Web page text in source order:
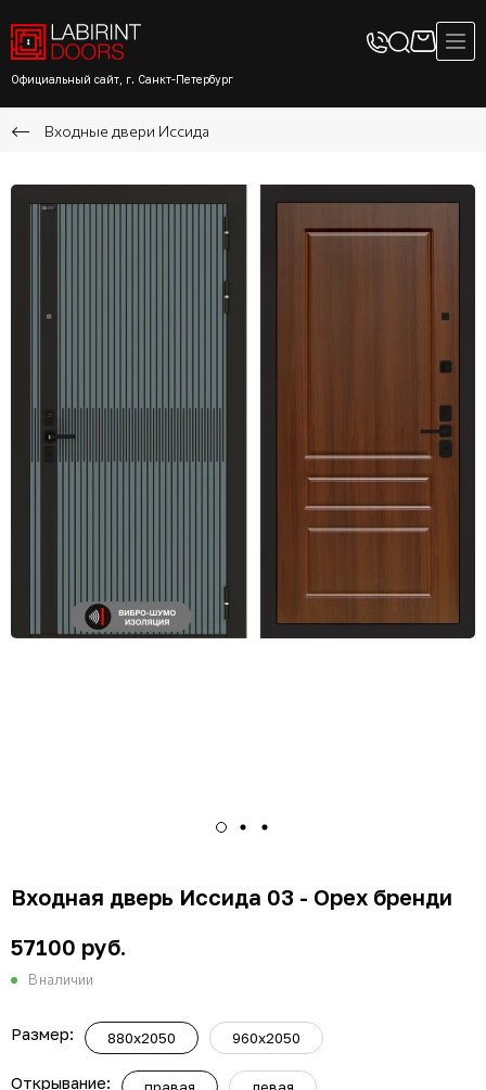
Официальный сайт, г. Санкт-Петербург
Входные двери Иссида
Входная дверь Иссида 03 - Орех бренди
57100 руб.
В наличии
Размер: 880x2050 960x2050
Открывание: правая левая